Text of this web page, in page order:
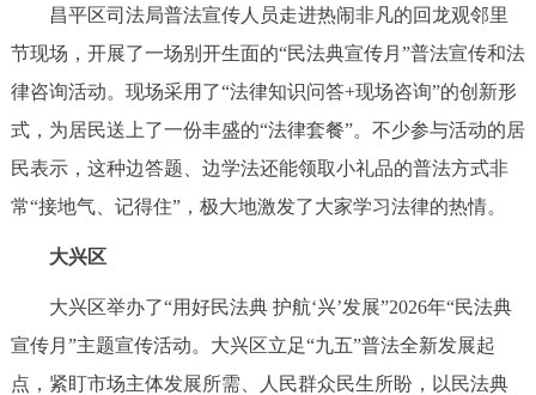
昌平区司法局普法宣传人员走进热闹非凡的回龙观邻里
节现场，开展了一场别开生面的“民法典宣传月”普法宣传和法
律咨询活动。现场采用了“法律知识问答+现场咨询”的创新形
式，为居民送上了一份丰盛的“法律套餐”。不少参与活动的居
民表示，这种边答题、边学法还能领取小礼品的普法方式非
常“接地气、记得住”，极大地激发了大家学习法律的热情。
大兴区
大兴区举办了“用好民法典 护航‘兴’发展”2026年“民法典
宣传月”主题宣传活动。大兴区立足“九五”普法全新发展起
点，紧盯市场主体发展所需、人民群众民生所盼，以民法典